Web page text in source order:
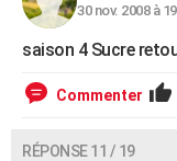
30 nov. 2008 à
saison 4 Sucre
Commenter
RÉPONSE 11 / 19